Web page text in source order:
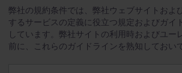
弊社の規約条件では、弊社ウェブサイトおよ
するサービスの定義に役立つ規定およびガイ
しています。弊社サイトの利用時およびユー
前に、これらのガイドラインを熟知しておい